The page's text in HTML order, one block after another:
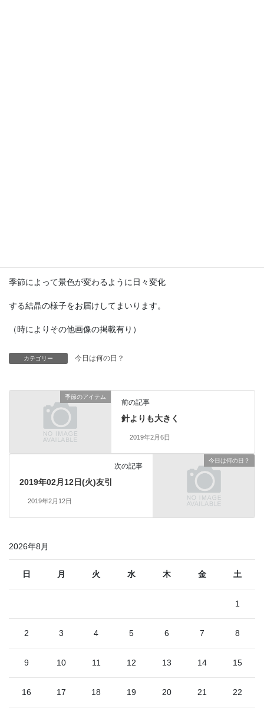
季節によって景色が変わるように日々変化
する結晶の様子をお届けしてまいります。
（時によりその他画像の掲載有り）
カテゴリー 今日は何の日？
季節のアイテム
前の記事
針よりも大きく
2019年2月6日
今日は何の日？
次の記事
2019年02月12日(火)友引
2019年2月12日
2026年8月
日 月 火 水 木 金 土
1
2 3 4 5 6 7 8
9 10 11 12 13 14 15
16 17 18 19 20 21 22